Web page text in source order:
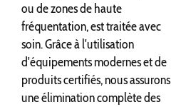
ou de zones de haute
fréquentation, est traitée avec
soin. Grâce à l'utilisation
d'équipements modernes et de
produits certifiés, nous assurons
une élimination complète des